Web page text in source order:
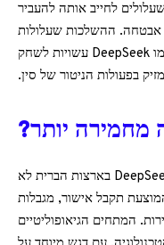
לחייב אותה להעביר
אבטחה. ההשלכות שעלולות
לנבוע אוספת נתונים דרך פלטפורמות כמו DeepSeek עשויות לשחק
בפעולות הניטור של סין.
מחמירה יותר?
הדיונים סביב איסור פוטנציאלי על DeepSeek בארצות הברית לא
תקבל אישור, מגבלות
המתחים הגיאופוליטיים